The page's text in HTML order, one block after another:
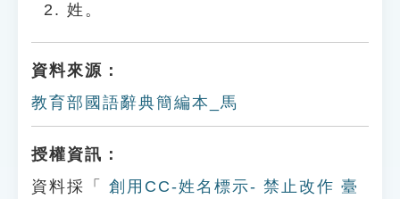
姓。
資料來源：
教育部國語辭典簡編本_馬
授權資訊：
資料採「
創用CC-姓名標示- 禁止改作 臺